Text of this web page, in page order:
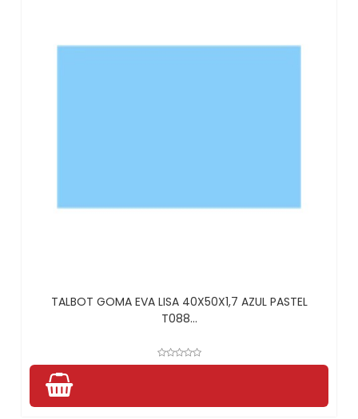
TALBOT GOMA EVA LISA 40X50X1,7 AZUL PASTEL
T088...